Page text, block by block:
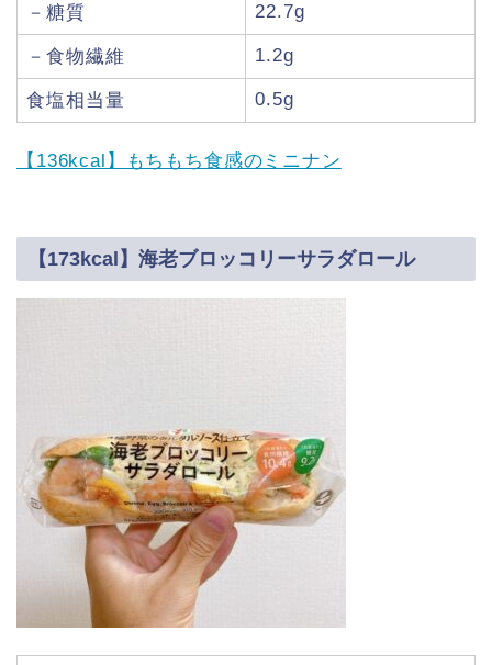
－糖質 22.7g
－食物繊維 1.2g
食塩相当量 0.5g
【136kcal】もちもち食感のミニナン
【173kcal】海老ブロッコリーサラダロール